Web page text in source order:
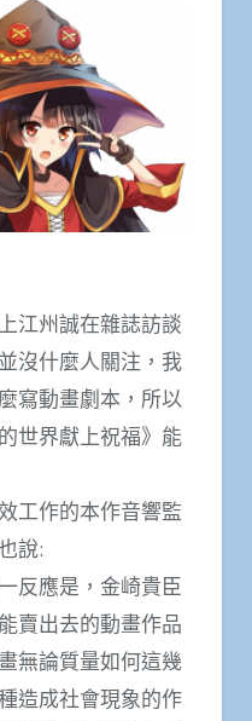
江州誠在雜誌訪談
沒什麼人關注，我
寫動畫劇本，所以
世界獻上祝福》能
工作的本作音響監
說:
反應是，金崎貴臣
賣出去的動畫作品
無論質量如何這幾
造成社會現象的作